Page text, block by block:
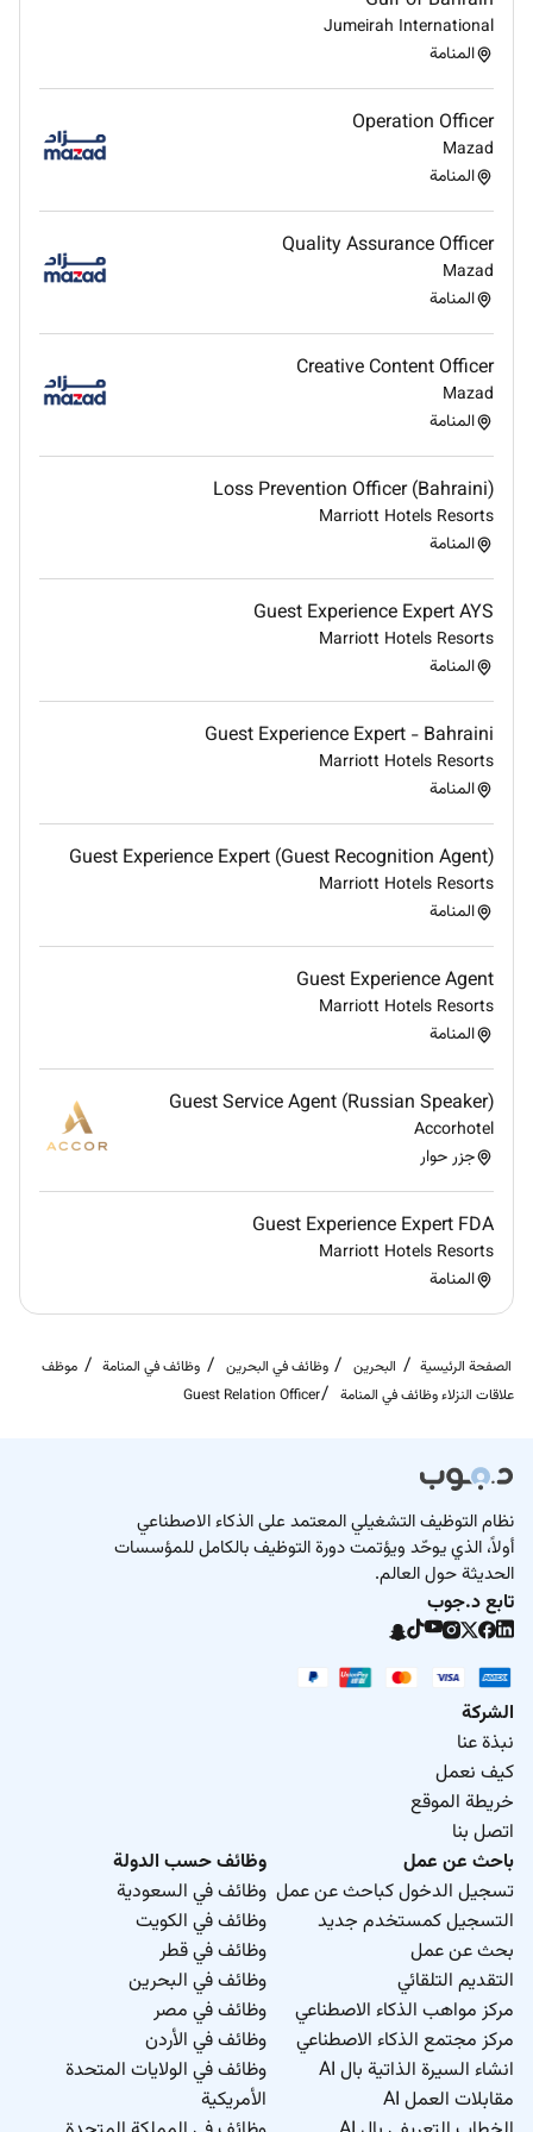
Full-time
Jumeirah International
المنامة
Operation Officer
Mazad
المنامة
Quality Assurance Officer
Mazad
المنامة
Creative Content Officer
Mazad
المنامة
Loss Prevention Officer (Bahraini)
Marriott Hotels Resorts
المنامة
Guest Experience Expert AYS
Marriott Hotels Resorts
المنامة
Guest Experience Expert - Bahraini
Marriott Hotels Resorts
المنامة
Guest Experience Expert (Guest Recognition Agent)
Marriott Hotels Resorts
المنامة
Guest Experience Agent
Marriott Hotels Resorts
المنامة
Guest Service Agent (Russian Speaker)
Accorhotel
جزر حوار
Guest Experience Expert FDA
Marriott Hotels Resorts
المنامة
الصفحة الرئيسية البحرين وظائف في البحرين وظائف في المنامة
موظف
علاقات النزلاء وظائف في المنامة
Guest Relation Officer
نظام التوظيف التشغيلي المعتمد على الذكاء الاصطناعي
أولاً، الذي يوحّد ويؤتمت دورة التوظيف بالكامل للمؤسسات
الحديثة حول العالم.
تابع د.جوب
الشركة
نبذة عنا
كيف نعمل
خريطة الموقع
اتصل بنا
باحث عن عمل
تسجيل الدخول كباحث عن عمل
التسجيل كمستخدم جديد
بحث عن عمل
التقديم التلقائي
مركز مواهب الذكاء الاصطناعي
مركز مجتمع الذكاء الاصطناعي
انشاء السيرة الذاتية بال AI
مقابلات العمل AI
وظائف حسب الدولة
وظائف في السعودية
وظائف في الكويت
وظائف في قطر
وظائف في البحرين
وظائف في مصر
وظائف في الأردن
وظائف في الولايات المتحدة
الأمريكية